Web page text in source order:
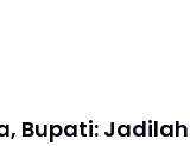
Bupati: Jadilah